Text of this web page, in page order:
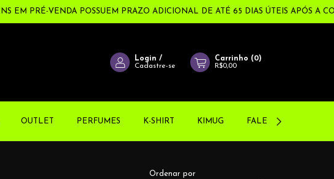
PRÉ-VENDA POSSUEM PRAZO ADICIONAL DE ATÉ 65 DIAS ÚTEIS APÓS A
Login /
Cadastre-se
Carrinho (0)
R$0,00
OUTLET PERFUMES K-SHIRT KIMUG FALE CONOSCO!
Ordenar por